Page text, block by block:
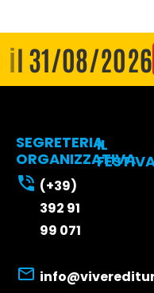
08/2026
SEGRETERIA
ORGANIZZATIVA
(+39)
392 91
99 071
IL
Edizione